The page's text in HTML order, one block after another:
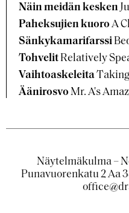
Näin meidän kesken
Paheksujien kuoroA
Sänkykamarifarssi
Tohvelit Relatively
Vaihtoaskeleita
ÄänirosvoMr. A's
Näytelmäkulma –
Punavuorenkatu 2 Aa